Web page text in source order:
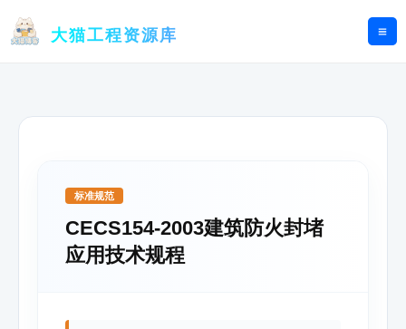
大猫工程资源库
标准规范
CECS154-2003建筑防火封堵
应用技术规程